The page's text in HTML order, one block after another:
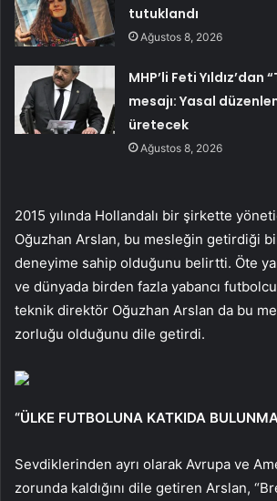
tutuklandı
Ağustos 8, 2026
MHP’li Feti
mesajı: Yasal
üretecek
Ağustos 8, 2026
2015 yılında Hollandalı bir şirkette
Oğuzhan Arslan, bu mesleğin getirdiği
deneyime sahip olduğunu belirtti. Öte
ve dünyada birden fazla yabancı
teknik direktör Oğuzhan Arslan da bu
zorluğu olduğunu dile getirdi.
“ÜLKE FUTBOLUNA KATKIDA
Sevdiklerinden ayrı olarak Avrupa ve
zorunda kaldığını dile getiren Arslan,